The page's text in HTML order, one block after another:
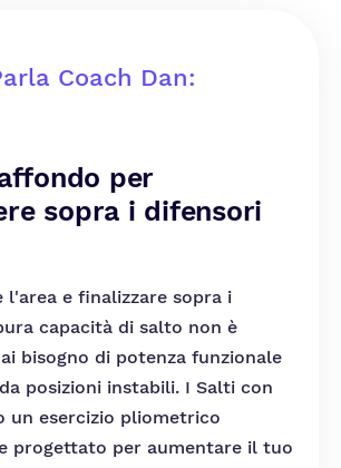
Coach Dan:
per
sopra i difensori
l'area e finalizzare sopra i
capacità di salto non è
bisogno di potenza funzionale
posizioni instabili. I Salti con
un esercizio pliometrico
progettato per aumentare il tuo